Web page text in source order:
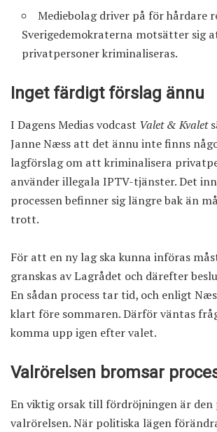
Mediebolag driver på för hårdare
Sverigedemokraterna motsätter sig
privatpersoner kriminaliseras.
Inget färdigt förslag ännu
I Dagens Medias vodcast Valet & Kvalet
Janne Næss att det ännu inte finns
lagförslag om att kriminalisera
använder illegala IPTV-tjänster. Det
processen befinner sig längre bak än
trott.
För att en ny lag ska kunna införas
granskas av Lagrådet och därefter
En sådan process tar tid, och enligt
klart före sommaren. Därför väntas
komma upp igen efter valet.
Valrörelsen bromsar
En viktig orsak till fördröjningen är den
valrörelsen. När politiska lägen